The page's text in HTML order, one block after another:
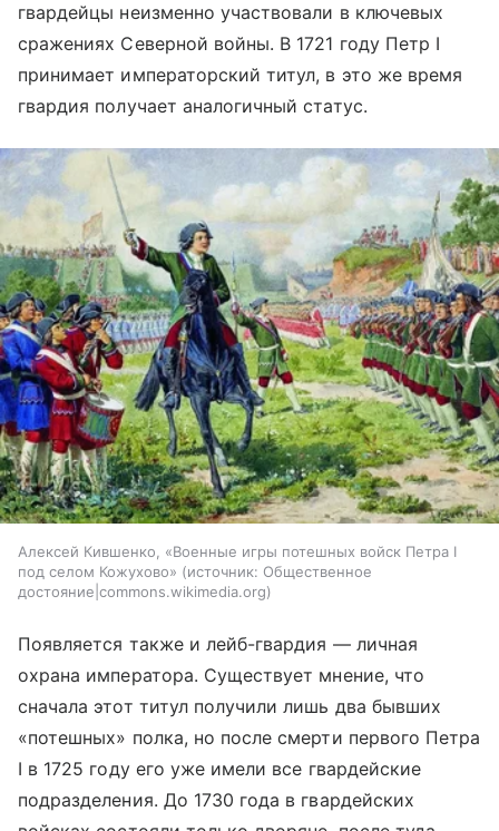
гвардейцы неизменно участвовали в ключевых
сражениях Северной войны. В 1721 году Петр I
принимает императорский титул, в это же время
гвардия получает аналогичный статус.
Алексей Кившенко, «Военные игры потешных войск Петра I
под селом Кожухово»
источник: Общественное
достояние|commons.wikimedia.org
Появляется также и лейб-гвардия — личная
охрана императора. Существует мнение, что
сначала этот титул получили лишь два бывших
«потешных» полка, но после смерти первого Петра
I в 1725 году его уже имели все гвардейские
подразделения. До 1730 года в гвардейских